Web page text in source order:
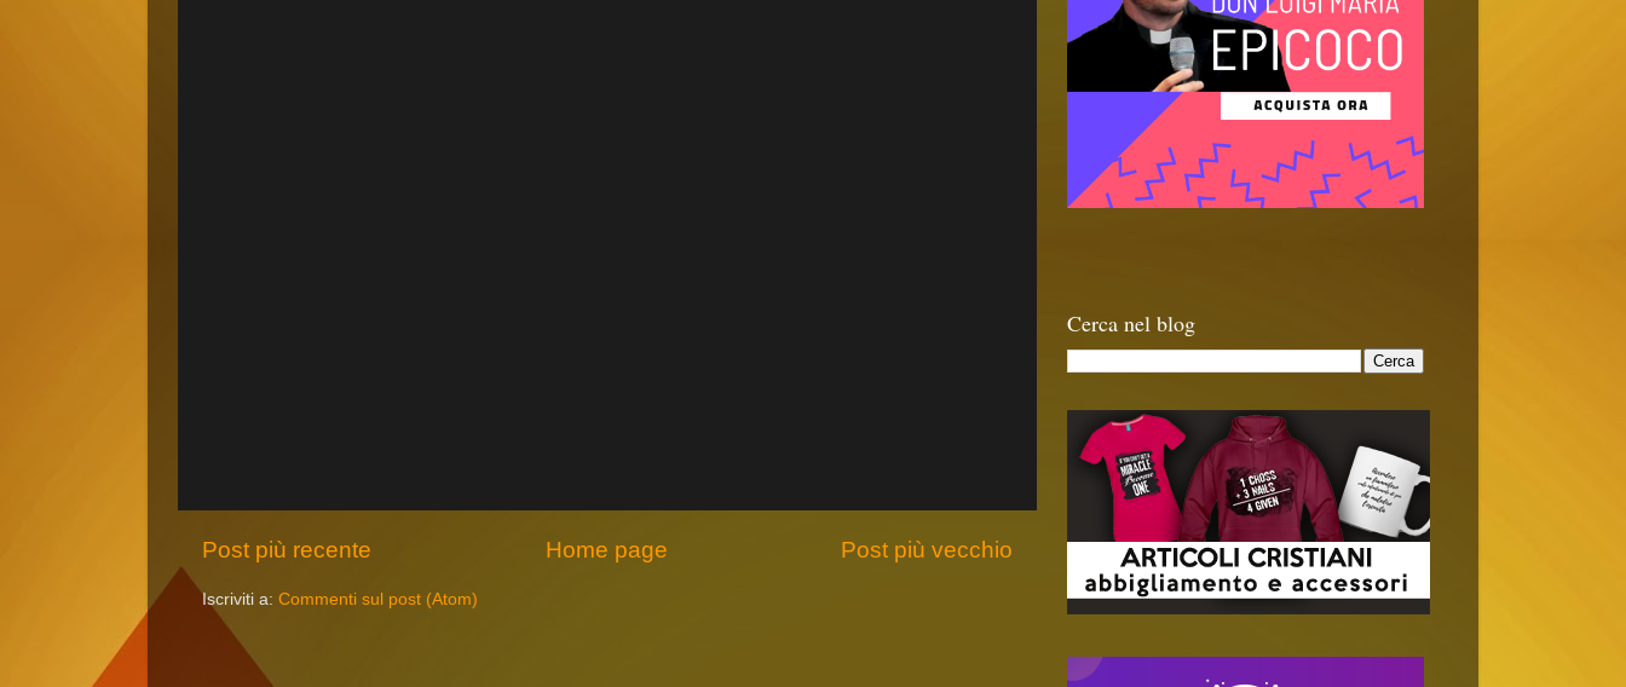
Post più recente Post più vecchio
Home page
Iscriviti a: Commenti sul post (Atom)
Cerca nel blog